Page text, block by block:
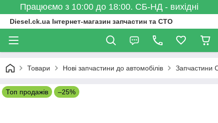
Працюємо з 10:00 до 18:00. СБ-НД - вихідні
Diesel.ck.ua Інтернет-магазин запчастин та СТО
Товари Нові запчастини до автомобілів Запчастини
Топ продажів –25%